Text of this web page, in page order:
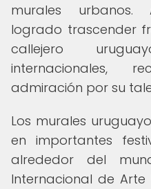
murales urbanos.
logrado trascender
callejero
internacionales,
admiración por su
Los murales
en importantes
alrededor del
Internacional de